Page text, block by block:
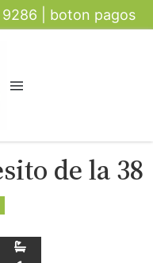
| boton pagos
de la 38